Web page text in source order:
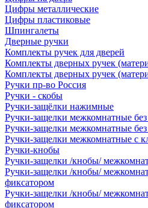
Цифры металлические
Цифры пластиковые
Шпингалеты
Дверные ручки
Комплекты ручек для дверей
Комплекты дверных ручек
Комплекты дверных ручек
Ручки пр-во Россия
Ручки - скобы
Ручки-защёлки нажимные
Ручки-защелки межкомнатные
Ручки-защелки межкомнатные
Ручки-защелки межкомнатные с
Ручки-кнобы
Ручки-защелки /кнобы/
Ручки-защелки /кнобы/
фиксатором
Ручки-защелки /кнобы/
фиксатором